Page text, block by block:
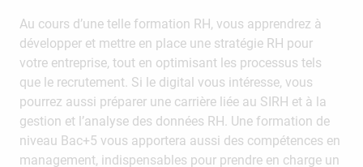
Au cours d’une telle formation RH, vous apprendrez à
développer et mettre en place une stratégie RH pour
votre entreprise, tout en optimisant les processus tels
que le recrutement. Si le digital vous intéresse, vous
pourrez aussi préparer une carrière liée au SIRH et à la
gestion et l’analyse des données RH. Une formation de
niveau Bac+5 vous apportera aussi des compétences en
management, indispensables pour prendre en charge un